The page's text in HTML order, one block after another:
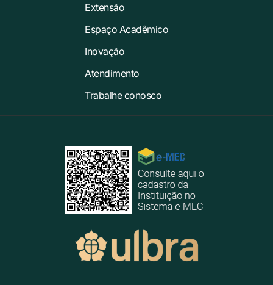
Extensão
Espaço Acadêmico
Inovação
Atendimento
Trabalhe conosco